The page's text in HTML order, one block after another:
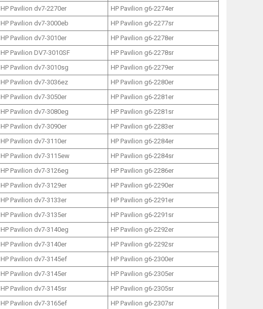
HP Pavilion dv7-2270er
HP Pavilion g6-2274er
HP Pavilion dv7-3000eb
HP Pavilion g6-2277sr
HP Pavilion dv7-3010er
HP Pavilion g6-2278er
HP Pavilion DV7-3010SF
HP Pavilion g6-2278sr
HP Pavilion dv7-3010sg
HP Pavilion g6-2279er
HP Pavilion dv7-3036ez
HP Pavilion g6-2280er
HP Pavilion dv7-3050er
HP Pavilion g6-2281er
HP Pavilion dv7-3080eg
HP Pavilion g6-2281sr
HP Pavilion dv7-3090er
HP Pavilion g6-2283er
HP Pavilion dv7-3110er
HP Pavilion g6-2284er
HP Pavilion dv7-3115ew
HP Pavilion g6-2284sr
HP Pavilion dv7-3126eg
HP Pavilion g6-2286er
HP Pavilion dv7-3129er
HP Pavilion g6-2290er
HP Pavilion dv7-3133er
HP Pavilion g6-2291er
HP Pavilion dv7-3135er
HP Pavilion g6-2291sr
HP Pavilion dv7-3140eg
HP Pavilion g6-2292er
HP Pavilion dv7-3140er
HP Pavilion g6-2292sr
HP Pavilion dv7-3145ef
HP Pavilion g6-2300er
HP Pavilion dv7-3145er
HP Pavilion g6-2305er
HP Pavilion dv7-3145sr
HP Pavilion g6-2305sr
HP Pavilion dv7-3165ef
HP Pavilion g6-2307sr